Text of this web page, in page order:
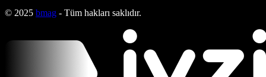
© 2025 bmag - Tüm hakları saklıdır.